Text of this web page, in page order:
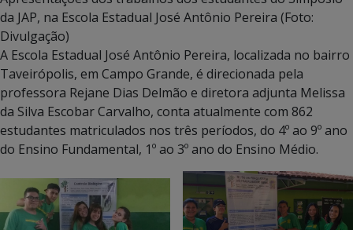
da JAP, na Escola Estadual José Antônio Pereira (Foto:
Divulgação)
A Escola Estadual José Antônio Pereira, localizada no bairro
Taveirópolis, em Campo Grande, é direcionada pela
professora Rejane Dias Delmão e diretora adjunta Melissa
da Silva Escobar Carvalho, conta atualmente com 862
estudantes matriculados nos três períodos, do 4º ao 9º ano
do Ensino Fundamental, 1º ao 3º ano do Ensino Médio.